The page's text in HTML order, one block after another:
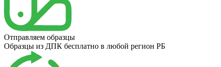
Отправляем образцы
Образцы из ДПК бесплатно в любой регион РБ